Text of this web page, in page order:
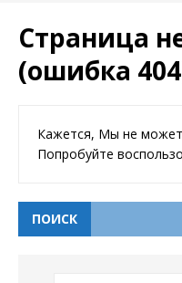
Страница
(ошибка
Кажется, Мы не
Попробуйте
ПОИСК